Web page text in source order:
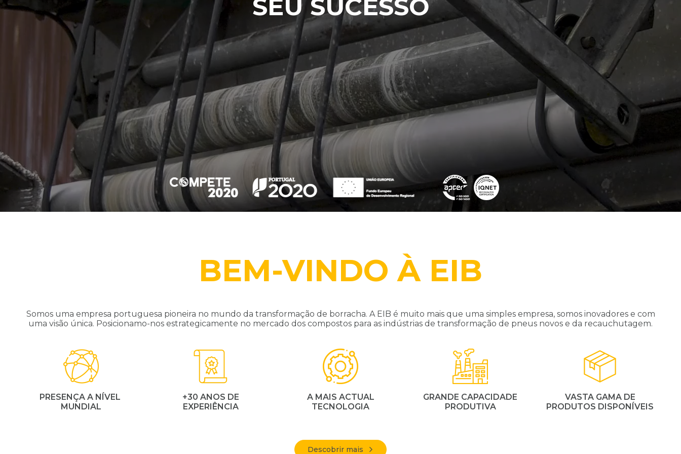
SEU SUCESSO
BEM-VINDO À EIB
Somos uma empresa portuguesa pioneira no mundo da transformação de borracha. A EIB é muito mais que uma simples empresa, somos inovadores e com
uma visão única. Posicionamo-nos estrategicamente no mercado dos compostos para as indústrias de transformação de pneus novos e da recauchutagem.
PRESENÇA A NÍVEL
MUNDIAL
+30 ANOS DE
EXPERIÊNCIA
A MAIS ACTUAL
TECNOLOGIA
GRANDE CAPACIDADE
PRODUTIVA
VASTA GAMA DE
PRODUTOS DISPONÍVEIS
Descobrir mais